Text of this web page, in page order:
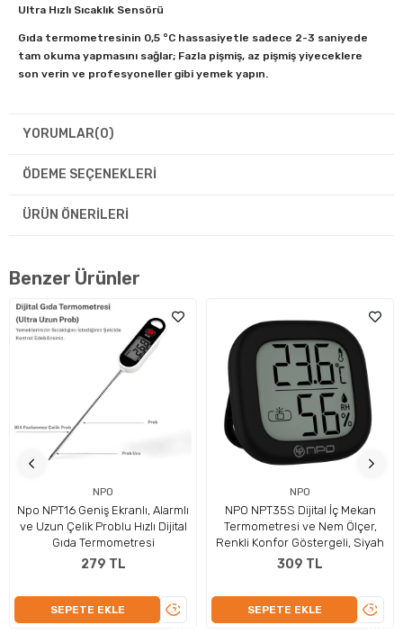
Ultra Hızlı Sıcaklık Sensörü
Gıda termometresinin 0,5 °C hassasiyetle sadece 2-3 saniyede
tam okuma yapmasını sağlar; Fazla pişmiş, az pişmiş yiyeceklere
son verin ve profesyoneller gibi yemek yapın.
Probun açılıp kapanmasıyla otomatik olarak açılır ve kapanır; Pil
kapandığında otomatik olarak kapanır; Basit ve
Kullandıktan sonra, mutfak termometrenizi endişelenmeden
akan su altında hızla temizleyin; Kaymaya karşı el tutma alanı ve
dayanıklı gövde, tüm mutfak kazalarını önler ve dayanır
Önerilen Dahili Sıcaklık
Tavsiye edilen belirli etler için önerilen sıcaklıklar,
güvenli et sıcaklıklarını hatırlamak zorunda kalmadan
veya pişirme işlemi sırasında bunlara bakmak zorunda
kalmadan kolayca ürünün arka tarafında yazılıdır.
Özellikler:
Tepki Süresi: 2-3 saniye
Sıcaklık Aralığı: -58°F~572°F (-50°C~300°C)
YORUMLAR(0)
ÖDEME SEÇENEKLERI
ÜRÜN ÖNERILERI
Benzer Ürünler
NPO
Npo NPT16 Geniş Ekranlı, Alarmlı
ve Uzun Çelik Problu Hızlı Dijital
Gıda Termometresi
279 TL
SEPETE EKLE
ÜRÜNÜ
NPO
NPO NPT35S Dijital İç Mekan
Termometresi ve Nem Ölçer,
Renkli Konfor Göstergeli, Siyah
309 TL
SEPETE EKLE